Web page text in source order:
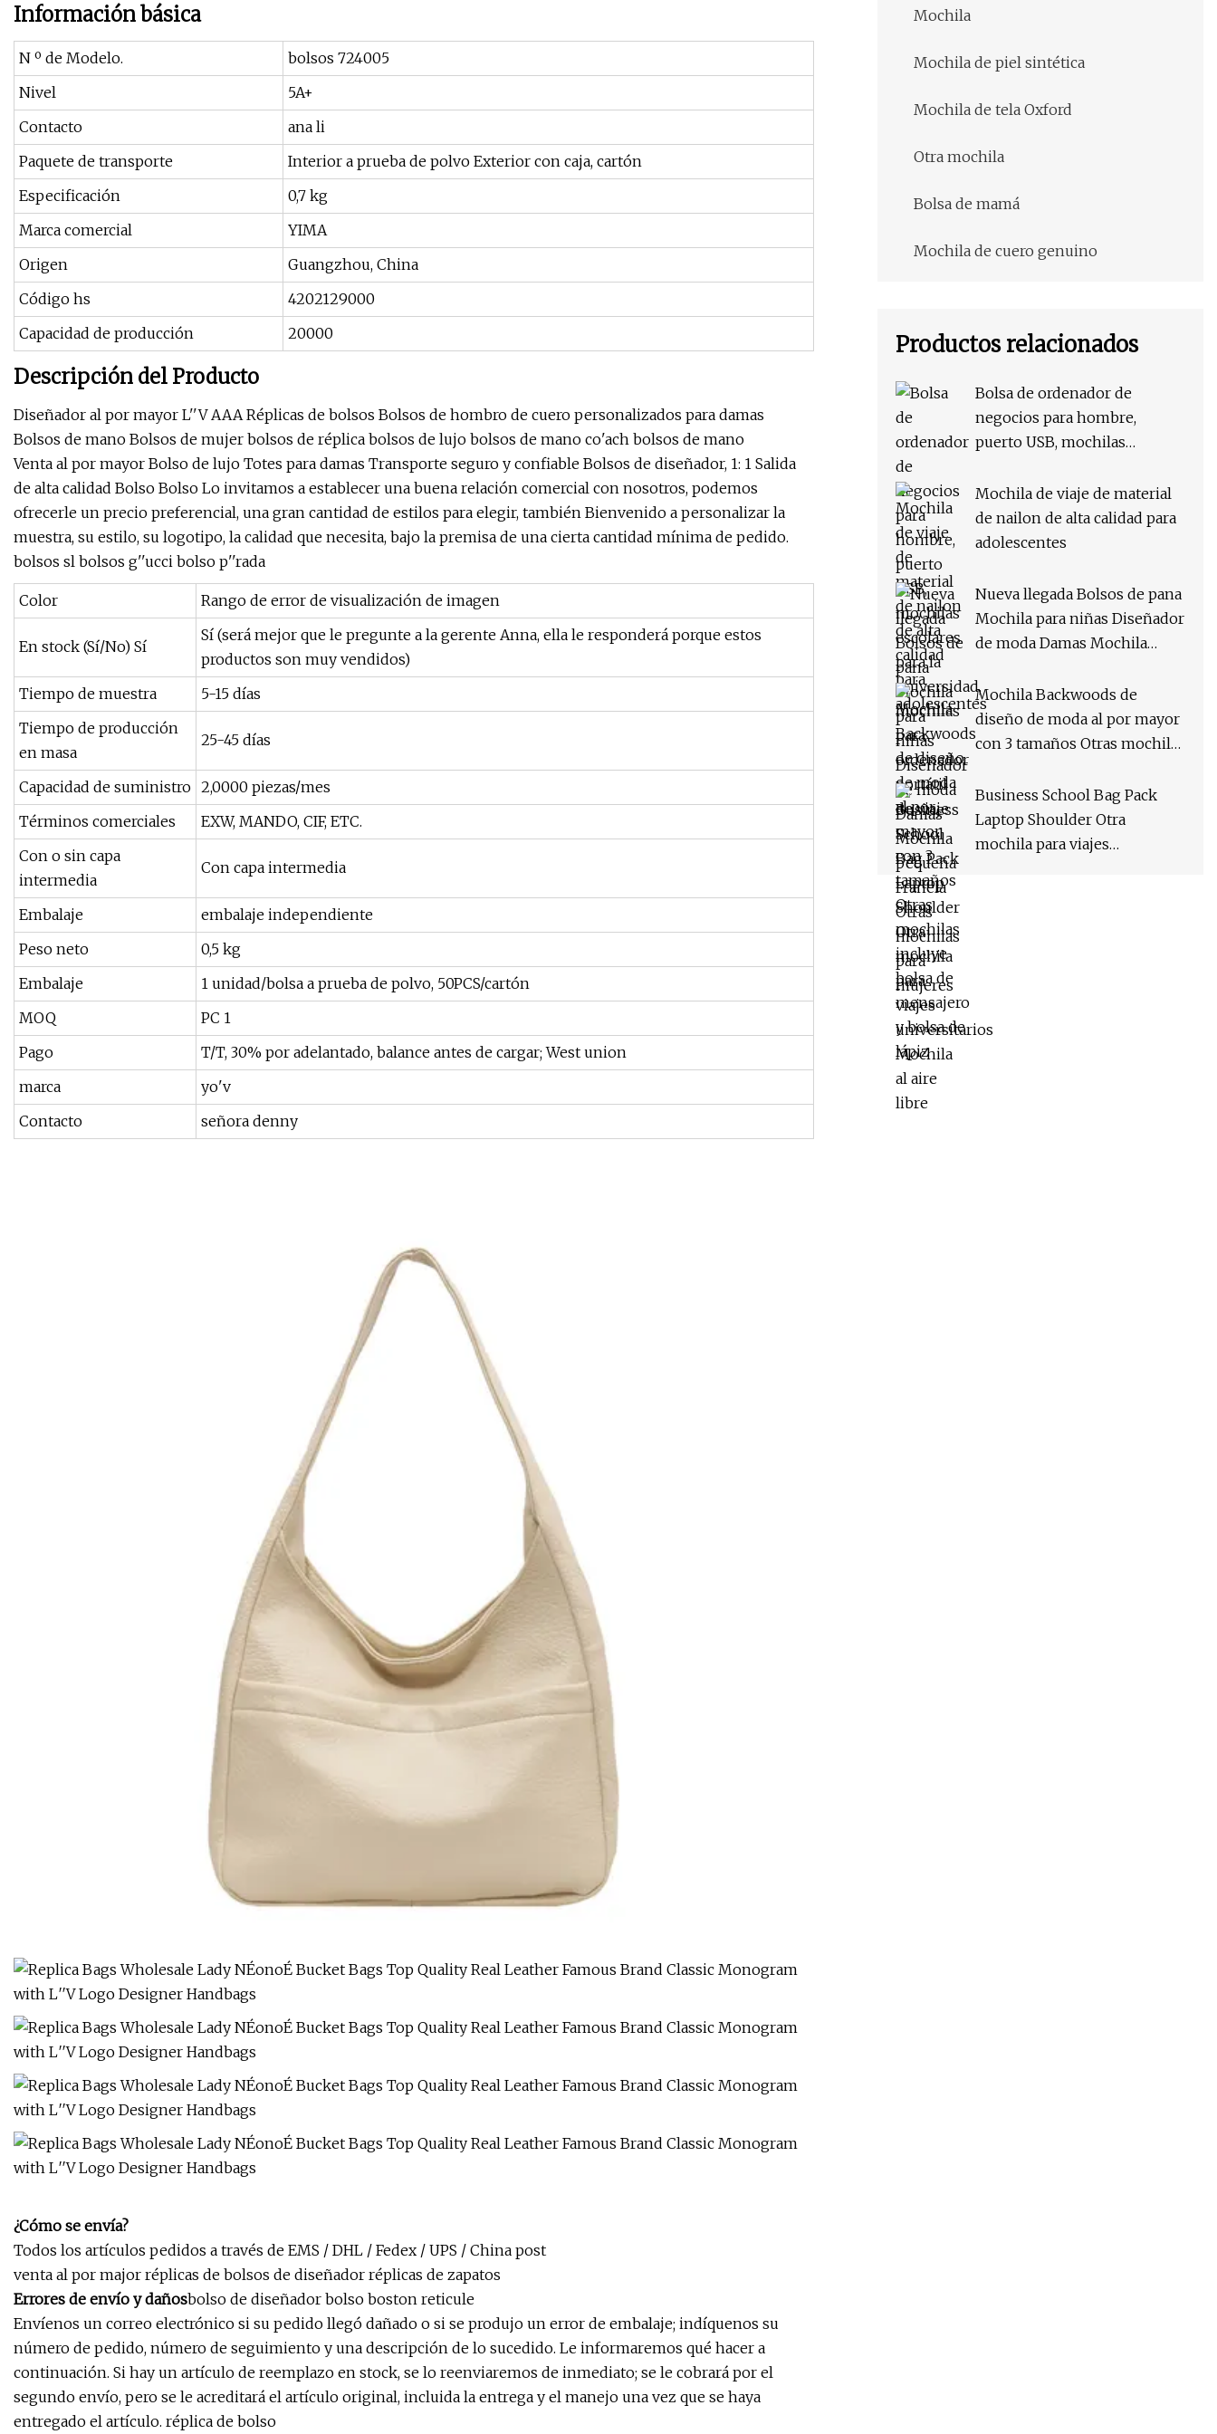
Información básica
N º de Modelo.
bolsos 724005
Nivel
5A+
Contacto
ana li
Paquete de transporte
Interior a prueba de polvo Exterior con caja, cartón
Especificación
0,7 kg
Marca comercial
YIMA
Origen
Guangzhou, China
Código hs
4202129000
Capacidad de producción
20000
Descripción del Producto
Diseñador al por mayor L''V AAA Réplicas de bolsos Bolsos de hombro de cuero personalizados para damas
Bolsos de mano Bolsos de mujer bolsos de réplica bolsos de lujo bolsos de mano co'ach bolsos de mano
Venta al por mayor Bolso de lujo Totes para damas Transporte seguro y confiable Bolsos de diseñador, 1: 1 Salida
de alta calidad Bolso Bolso Lo invitamos a establecer una buena relación comercial con nosotros, podemos
ofrecerle un precio preferencial, una gran cantidad de estilos para elegir, también Bienvenido a personalizar la
muestra, su estilo, su logotipo, la calidad que necesita, bajo la premisa de una cierta cantidad mínima de pedido.
bolsos sl bolsos g''ucci bolso p''rada
Color Rango de error de visualización de imagen
En stock (Sí/No) Sí
Sí (será mejor que le pregunte a la gerente Anna, ella le responderá porque estos
productos son muy vendidos)
Tiempo de muestra
5-15 días
Tiempo de producción
en masa
25-45 días
Capacidad de suministro 2,0000 piezas/mes
Términos comerciales
EXW, MANDO, CIF, ETC.
Con o sin capa
intermedia
Con capa intermedia
Embalaje
embalaje independiente
Peso neto
0,5 kg
Embalaje
1 unidad/bolsa a prueba de polvo, 50PCS/cartón
MOQ
PC 1
Pago
T/T, 30% por adelantado, balance antes de cargar; West union
marca
yo'v
Contacto
señora denny
¿Cómo se envía?
Todos los artículos pedidos a través de EMS / DHL / Fedex / UPS / China post
venta al por major réplicas de bolsos de diseñador réplicas de zapatos
Errores de envío y dañosbolso de diseñador bolso boston reticule
Envíenos un correo electrónico si su pedido llegó dañado o si se produjo un error de embalaje; indíquenos su
número de pedido, número de seguimiento y una descripción de lo sucedido. Le informaremos qué hacer a
continuación. Si hay un artículo de reemplazo en stock, se lo reenviaremos de inmediato; se le cobrará por el
segundo envío, pero se le acreditará el artículo original, incluida la entrega y el manejo una vez que se haya
entregado el artículo. réplica de bolso
Mochila
Mochila de piel sintética
Mochila de tela Oxford
Otra mochila
Bolsa de mamá
Mochila de cuero genuino
Productos relacionados
Bolsa de ordenador de
negocios para hombre,
puerto USB, mochilas
mochilas para ordenador
portátil de viaje
Mochila de viaje de material
de nailon de alta calidad para
adolescentes
Nueva llegada Bolsos de pana
Mochila para niñas Diseñador
de moda Damas Mochila
mochilas para mujeres
Mochila Backwoods de
diseño de moda al por mayor
con 3 tamaños Otras mochilas
bolsa de lápiz
Business School Bag Pack
Laptop Shoulder Otra
mochila para viajes